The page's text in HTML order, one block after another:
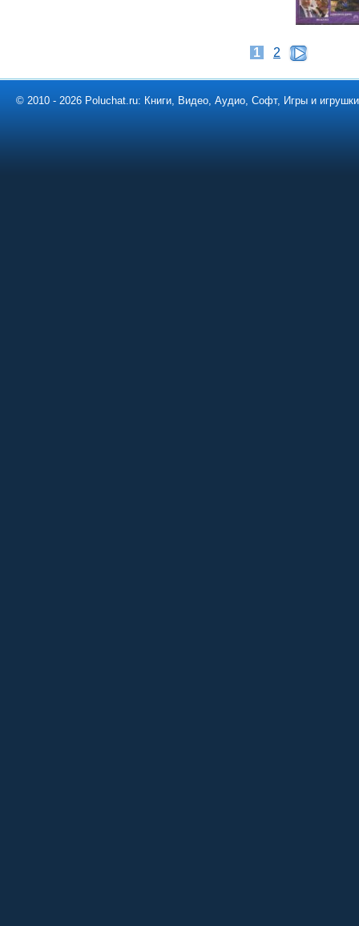
1 2
© 2010 - 2026 Poluchat.ru: Книги, Видео, Аудио, Софт, Игры и